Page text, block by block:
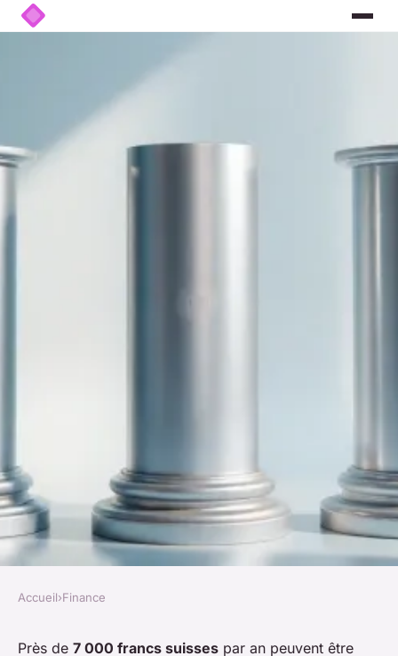
Accueil›Finance
Près de 7 000 francs suisses par an peuvent être